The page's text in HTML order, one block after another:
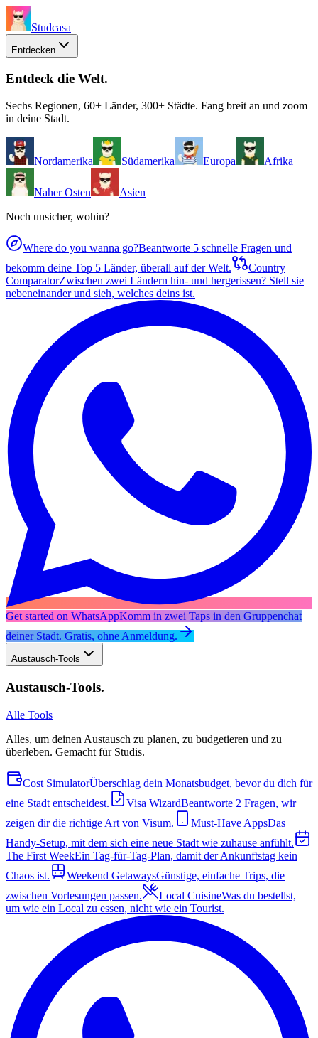
Studcasa
Entdecken
Entdeck die Welt.
Sechs Regionen, 60+ Länder, 300+ Städte. Fang breit an und zoom
in deine Stadt.
Nordamerika Südamerika Europa Afrika
Naher Osten
Asien
Noch unsicher, wohin?
Where do you wanna go?Beantworte 5 schnelle Fragen und
bekomm deine Top 5 Länder, überall auf der Welt.
Country
ComparatorZwischen zwei Ländern hin- und hergerissen? Stell sie
nebeneinander und sieh, welches deins ist.
Get started on WhatsAppKomm in zwei Taps in den Gruppenchat
deiner Stadt. Gratis, ohne Anmeldung.
Austausch-Tools
Austausch-Tools.
Alle Tools
Alles, um deinen Austausch zu planen, zu budgetieren und zu
überleben. Gemacht für Studis.
Cost SimulatorÜberschlag dein Monatsbudget, bevor du dich für
eine Stadt entscheidest.
Visa WizardBeantworte 2 Fragen, wir
zeigen dir die richtige Art von Visum.
Must-Have AppsDas
Handy-Setup, mit dem sich eine neue Stadt wie zuhause anfühlt.
The First WeekEin Tag-für-Tag-Plan, damit der Ankunftstag kein
Chaos ist.
Weekend GetawaysGünstige, einfache Trips, die
zwischen Vorlesungen passen.
Local CuisineWas du bestellst,
um wie ein Local zu essen, nicht wie ein Tourist.